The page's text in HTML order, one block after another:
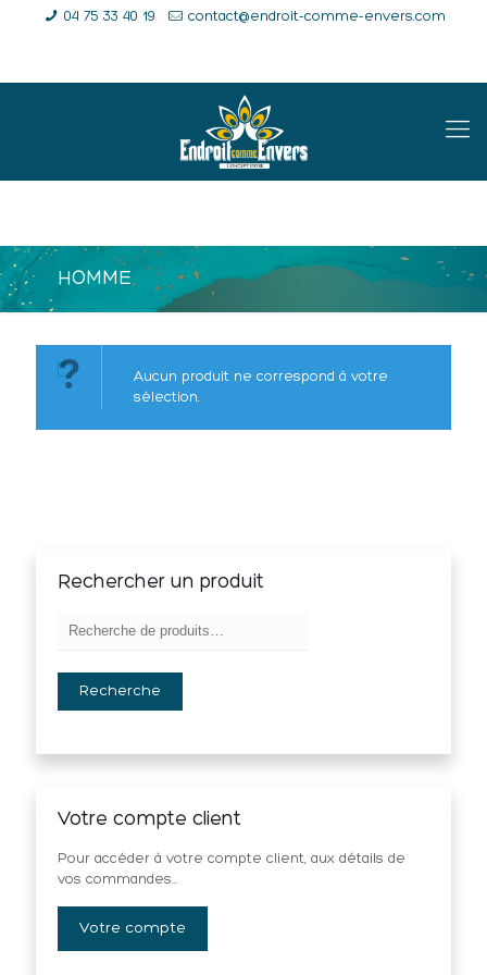
04 75 33 40 19 contact@endroit-comme-envers.com
HOMME
Aucun produit ne correspond à votre
sélection.
Rechercher un produit
Recherche
Votre compte client
Pour accéder à votre compte client, aux détails de
vos commandes...
Votre compte